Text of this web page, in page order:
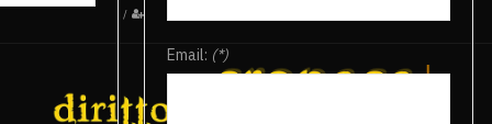
/
Email: (*)